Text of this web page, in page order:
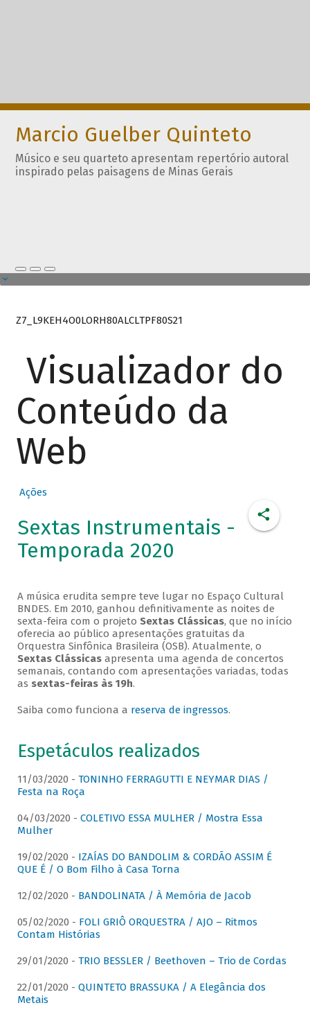
Marcio Guelber Quinteto
Músico e seu quarteto apresentam repertório autoral
inspirado pelas paisagens de Minas Gerais
Z7_L9KEH4O0LORH80ALCLTPF80S21
Visualizador do
Conteúdo da
Web
Ações
Sextas Instrumentais -
Temporada 2020
A música erudita sempre teve lugar no Espaço Cultural
BNDES. Em 2010, ganhou definitivamente as noites de
sexta-feira com o projeto Sextas Clássicas, que no início
oferecia ao público apresentações gratuitas da
Orquestra Sinfônica Brasileira (OSB). Atualmente, o
Sextas Clássicasapresenta uma agenda de concertos
semanais, contando com apresentações variadas, todas
as sextas-feiras às 19h.
Saiba como funciona a reserva de ingressos.
Espetáculos realizados
11/03/2020 - TONINHO FERRAGUTTI E NEYMAR DIAS /
Festa na Roça
04/03/2020 - COLETIVO ESSA MULHER / Mostra Essa
Mulher
19/02/2020 - IZAÍAS DO BANDOLIM & CORDÃO ASSIM É
QUE É / O Bom Filho à Casa Torna
12/02/2020 - BANDOLINATA / À Memória de Jacob
05/02/2020 - FOLI GRIÔ ORQUESTRA / AJO – Ritmos
Contam Histórias
29/01/2020 - TRIO BESSLER / Beethoven – Trio de Cordas
22/01/2020 - QUINTETO BRASSUKA / A Elegância dos
Metais